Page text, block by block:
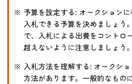
予算を設定する: オークション
入札できる予算を決めましょう
で、入札による出費をコントロ
超えないように注意しましょう。
入札方法を理解する: オークシ
方法があります。一般的なもの